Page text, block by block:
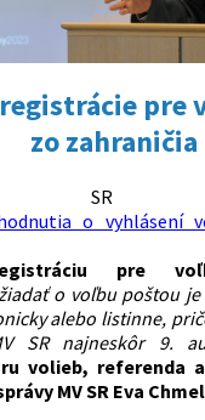
pre
zo zahraničia
SR
o vyhlásení
pre
o voľbu poštou
alebo listinne,
SR najneskôr 9.
volieb, referenda
MV SR Eva